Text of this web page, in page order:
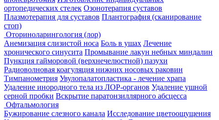
ортопедических стелек Озонотерапия суставов
Плазмотерапия для суставов Плантография (сканирование
стоп)
Оториноларингология (лор)
Анемизация слизистой носа Боль в ушах Лечение
хронического синусита Промывание лакун небных миндалин
Пункция гайморовой (верхнечелюстной) пазухи
Радиоволновая коагуляция нижних носовых раковин
Тимпанометрия Увулопалатопластика - лечение храпа
Удаление инородного тела из ЛОР-органов Удаление ушной
серной пробки Вскрытие паратонзиллярного абсцесса
Офтальмология
Бужирование слезного канала Исследование цветоощущения